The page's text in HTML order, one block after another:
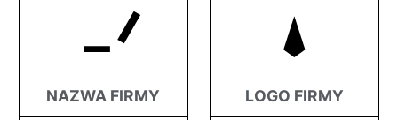
NAZWA FIRMY LOGO FIRMY